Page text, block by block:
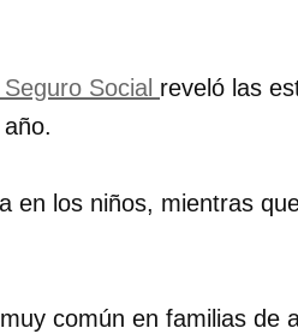
Social reveló las
en los niños, mientras
común en familias de